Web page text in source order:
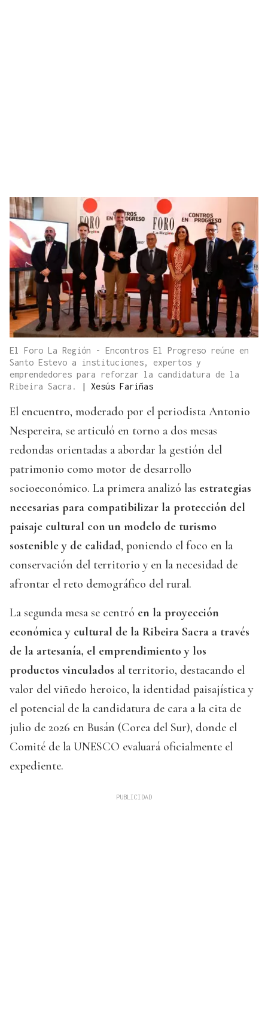
El Foro La Región - Encontros El Progreso reúne en
Santo Estevo a instituciones, expertos y
emprendedores para reforzar la candidatura de la
Ribeira Sacra.
| Xesús Fariñas
El encuentro, moderado por el periodista Antonio
Nespereira, se articuló en torno a dos mesas
redondas orientadas a abordar la gestión del
patrimonio como motor de desarrollo
socioeconómico. La primera analizó las estrategias
necesarias para compatibilizar la protección del
paisaje cultural con un modelo de turismo
sostenible y de calidad, poniendo el foco en la
conservación del territorio y en la necesidad de
afrontar el reto demográfico del rural.
La segunda mesa se centró en la proyección
económica y cultural de la Ribeira Sacra a través
de la artesanía, el emprendimiento y los
productos vinculados al territorio, destacando el
valor del viñedo heroico, la identidad paisajística y
el potencial de la candidatura de cara a la cita de
julio de 2026 en Busán (Corea del Sur), donde el
Comité de la UNESCO evaluará oficialmente el
expediente.